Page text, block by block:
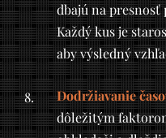
dbajú na
Každý kus je
aby výsledný
Dodržiavanie
dôležitým